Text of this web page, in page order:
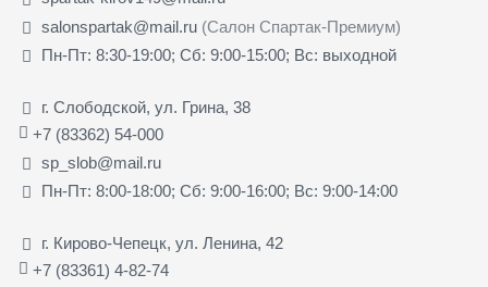
salonspartak@mail.ru (Салон Спартак-Премиум)
Пн-Пт: 8:30-19:00; Сб: 9:00-15:00; Вс: выходной
г. Слободской, ул. Грина, 38
+7 (83362) 54-000
sp_slob@mail.ru
Пн-Пт: 8:00-18:00; Сб: 9:00-16:00; Вс: 9:00-14:00
г. Кирово-Чепецк, ул. Ленина, 42
+7 (83361) 4-82-74